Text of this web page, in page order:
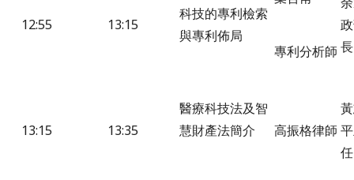
12:55 13:15
科技的專利檢索
與專利佈局
專利分析師 長
13:15 13:35
醫療科技法及智
慧財產法簡介
高振格律師
任